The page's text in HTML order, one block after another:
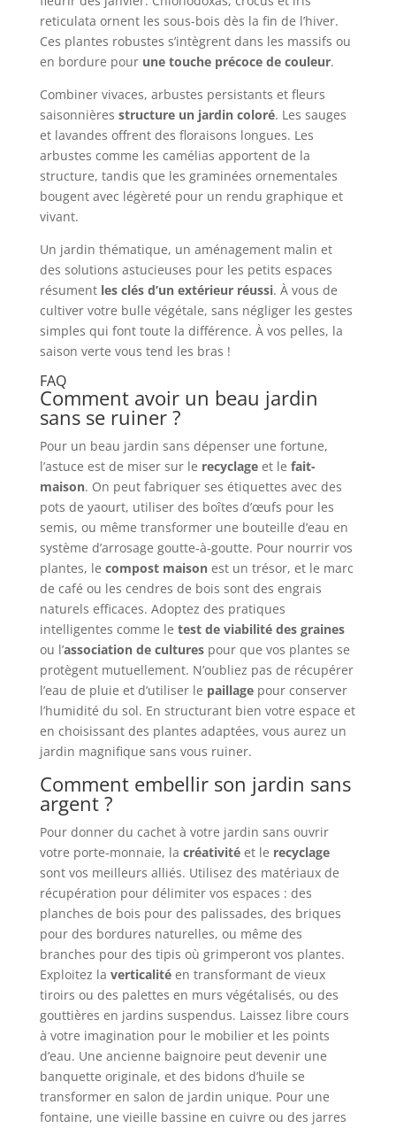
reticulata ornent les sous-bois dès la fin de l’hiver.
Ces plantes robustes s’intègrent dans les massifs ou
en bordure pour une touche précoce de couleur.
Combiner vivaces, arbustes persistants et fleurs
saisonnières structure un jardin coloré. Les sauges
et lavandes offrent des floraisons longues. Les
arbustes comme les camélias apportent de la
structure, tandis que les graminées ornementales
bougent avec légèreté pour un rendu graphique et
vivant.
Un jardin thématique, un aménagement malin et
des solutions astucieuses pour les petits espaces
résument les clés d’un extérieur réussi. À vous de
cultiver votre bulle végétale, sans négliger les gestes
simples qui font toute la différence. À vos pelles, la
saison verte vous tend les bras !
FAQ
Comment avoir un beau jardin
sans se ruiner ?
Pour un beau jardin sans dépenser une fortune,
l’astuce est de miser sur le recyclageet le fait-
maison. On peut fabriquer ses étiquettes avec des
pots de yaourt, utiliser des boîtes d’œufs pour les
semis, ou même transformer une bouteille d’eau en
système d’arrosage goutte-à-goutte. Pour nourrir vos
plantes, le compost maisonest un trésor, et le marc
de café ou les cendres de bois sont des engrais
naturels efficaces. Adoptez des pratiques
intelligentes comme le test de viabilité des graines
ou l’association de culturespour que vos plantes se
protègent mutuellement. N’oubliez pas de récupérer
l’eau de pluie et d’utiliser le paillagepour conserver
l’humidité du sol. En structurant bien votre espace et
en choisissant des plantes adaptées, vous aurez un
jardin magnifique sans vous ruiner.
Comment embellir son jardin sans
argent ?
Pour donner du cachet à votre jardin sans ouvrir
votre porte-monnaie, la créativitéet le recyclage
sont vos meilleurs alliés. Utilisez des matériaux de
récupération pour délimiter vos espaces : des
planches de bois pour des palissades, des briques
pour des bordures naturelles, ou même des
branches pour des tipis où grimperont vos plantes.
Exploitez la verticalitéen transformant de vieux
tiroirs ou des palettes en murs végétalisés, ou des
gouttières en jardins suspendus. Laissez libre cours
à votre imagination pour le mobilier et les points
d’eau. Une ancienne baignoire peut devenir une
banquette originale, et des bidons d’huile se
transformer en salon de jardin unique. Pour une
fontaine, une vieille bassine en cuivre ou des jarres